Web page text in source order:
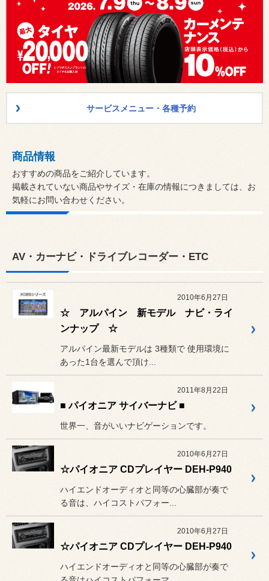
サービスメニュー・各種予約
商品情報
おすすめの商品をご紹介しています。
掲載されていない商品やサイズ・在庫の情報につきましては、お
気軽にお問い合わせください。
AV・カーナビ・ドライブレコーダー・ETC
2010年6月27日
☆ アルパイン 新モデル ナビ・ライ
ンナップ ☆
アルパイン最新モデルは 3種類で 使用環境に
あった1台を選んで頂け...
2011年8月22日
■ パイオニア サイバーナビ ■
世界一、音がいいナビゲーションです。
2010年6月27日
☆パイオニア CDプレイヤー DEH-P940
ハイエンドオーディオと同等の心臓部が奏で
る音は、ハイコストパフォー...
2010年6月27日
☆パイオニア CDプレイヤー DEH-P940
ハイエンドオーディオと同等の心臓部が奏で